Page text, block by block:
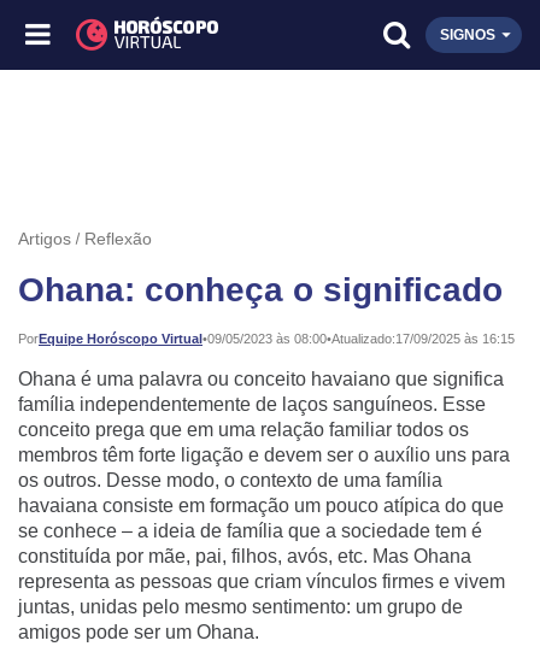
SIGNOS
Artigos Reflexão
Ohana: conheça o significado
PorEquipe Horóscopo Virtual•
Publicado: 09/05/2023 às 08:00•Atualizado:17/09/2025 às 16:15
Ohana é uma palavra ou conceito havaiano que significa
família independentemente de laços sanguíneos. Esse
conceito prega que em uma relação familiar todos os
membros têm forte ligação e devem ser o auxílio uns para
os outros. Desse modo, o contexto de uma família
havaiana consiste em formação um pouco atípica do que
se conhece – a ideia de família que a sociedade tem é
constituída por mãe, pai, filhos, avós, etc. Mas Ohana
representa as pessoas que criam vínculos firmes e vivem
juntas, unidas pelo mesmo sentimento: um grupo de
amigos pode ser um Ohana.